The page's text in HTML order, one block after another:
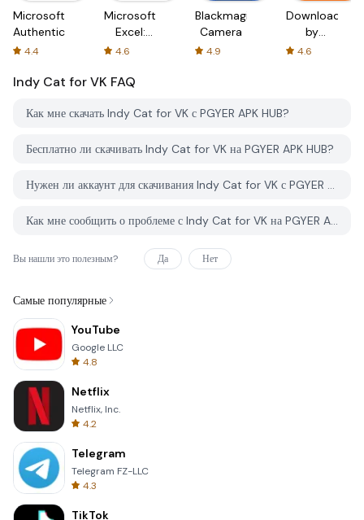
Microsoft
Authenticator
4.4
Microsoft
Excel:
Spreadsheets
4.6
Blackmagic
Camera
4.9
Downloader
by
AFTVnews
4.6
Indy Cat for VK FAQ
Как мне скачать Indy Cat for VK с PGYER APK HUB?
Бесплатно ли скачивать Indy Cat for VK на PGYER APK HUB?
Нужен ли аккаунт для скачивания Indy Cat for VK с PGYER APK HUB?
Как мне сообщить о проблеме с Indy Cat for VK на PGYER APK HUB?
Вы нашли это полезным? Да Нет
Самые популярные
YouTube
Google LLC
4.8
Netflix
Netflix, Inc.
4.2
Telegram
Telegram FZ-LLC
4.3
TikTok